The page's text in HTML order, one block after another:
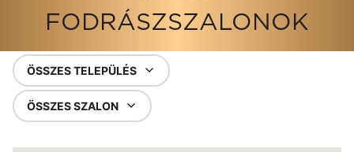
FODRÁSZSZALONOK
ÖSSZES TELEPÜLÉS
ÖSSZES SZALON